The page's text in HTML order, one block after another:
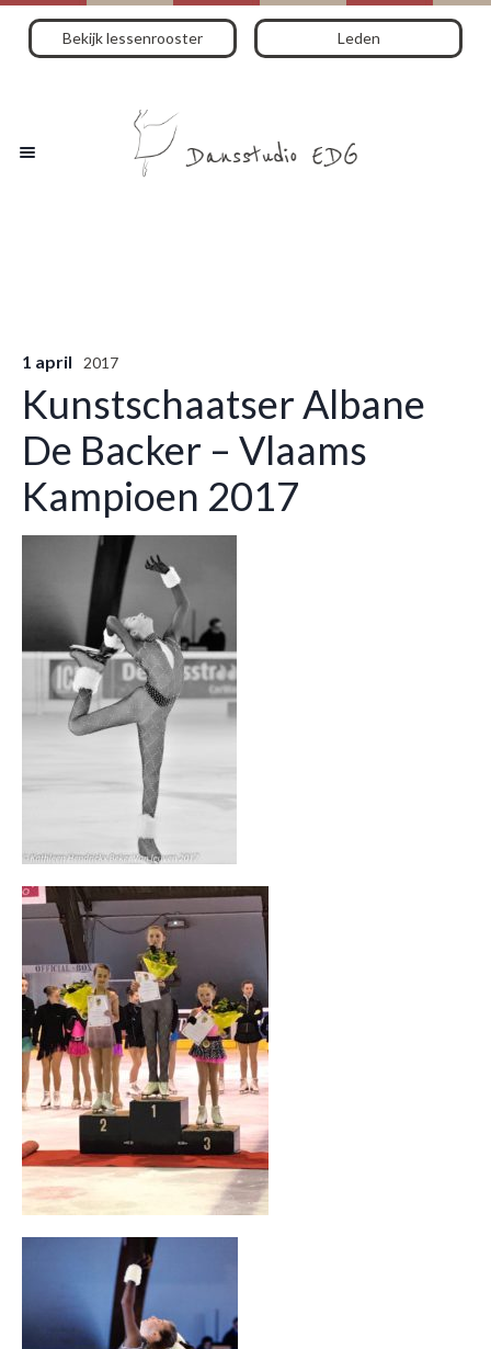
Bekijk lessenrooster Leden
1 april 2017
Kunstschaatser Albane
De Backer – Vlaams
Kampioen 2017